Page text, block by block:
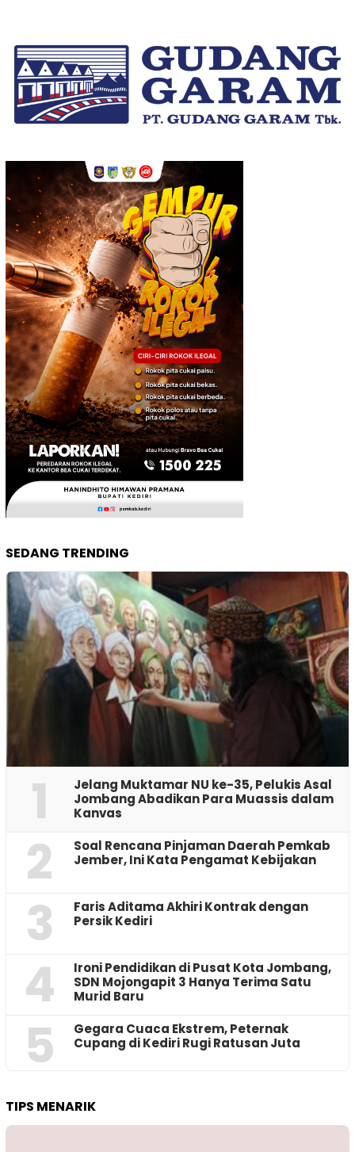
SEDANG TRENDING
1
Jelang Muktamar NU ke-35, Pelukis Asal
Jombang Abadikan Para Muassis dalam
Kanvas
2
‎Soal Rencana Pinjaman Daerah Pemkab
Jember, Ini Kata Pengamat Kebijakan ‎
3
Faris Aditama Akhiri Kontrak dengan
Persik Kediri
4
Ironi Pendidikan di Pusat Kota Jombang,
SDN Mojongapit 3 Hanya Terima Satu
Murid Baru
5
‎Gegara Cuaca Ekstrem, Peternak
Cupang di Kediri Rugi Ratusan Juta
TIPS MENARIK